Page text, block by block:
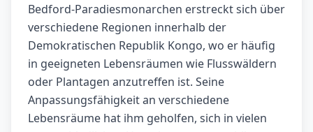
Bedford-Paradiesmonarchen erstreckt sich über
verschiedene Regionen innerhalb der
Demokratischen Republik Kongo, wo er häufig
in geeigneten Lebensräumen wie Flusswäldern
oder Plantagen anzutreffen ist. Seine
Anpassungsfähigkeit an verschiedene
Lebensräume hat ihm geholfen, sich in vielen